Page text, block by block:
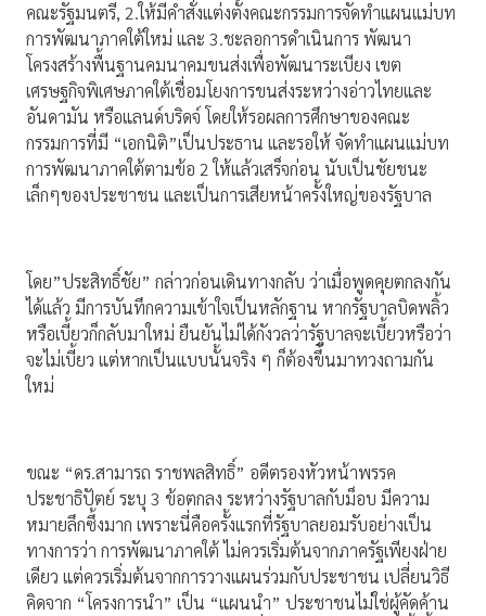
คณะรัฐมนตรี, 2.ให้มีคำสั่งแต่งตั้งคณะกรรมการจัดทำแผนแม่บท
การพัฒนาภาคใต้ใหม่ และ 3.ชะลอการดำเนินการ พัฒนา
โครงสร้างพื้นฐานคมนาคมขนส่งเพื่อพัฒนาระเบียง เขต
เศรษฐกิจพิเศษภาคใต้เชื่อมโยงการขนส่งระหว่างอ่าวไทยและ
อันดามัน หรือแลนด์บริดจ์ โดยให้รอผลการศึกษาของคณะ
กรรมการที่มี “เอกนิติ”เป็นประธาน และรอให้ จัดทำแผนแม่บท
การพัฒนาภาคใต้ตามข้อ 2 ให้แล้วเสร็จก่อน นับเป็นชัยชนะ
เล็กๆของประชาชน และเป็นการเสียหน้าครั้งใหญ่ของรัฐบาล
โดย”ประสิทธิ์ชัย” กล่าวก่อนเดินทางกลับ ว่าเมื่อพูดคุยตกลงกัน
ได้แล้ว มีการบันทึกความเข้าใจเป็นหลักฐาน หากรัฐบาลบิดพลิ้ว
หรือเบี้ยวก็กลับมาใหม่ ยืนยันไม่ได้กังวลว่ารัฐบาลจะเบี้ยวหรือว่า
จะไม่เบี้ยว แต่หากเป็นแบบนั้นจริง ๆ ก็ต้องขึ้นมาทวงถามกัน
ใหม่
ขณะ “ดร.สามารถ ราชพลสิทธิ์” อดีตรองหัวหน้าพรรค
ประชาธิปัตย์ ระบุ 3 ข้อตกลง ระหว่างรัฐบาลกับม็อบ มีความ
หมายลึกซึ้งมาก เพราะนี่คือครั้งแรกที่รัฐบาลยอมรับอย่างเป็น
ทางการว่า การพัฒนาภาคใต้ ไม่ควรเริ่มต้นจากภาครัฐเพียงฝ่าย
เดียว แต่ควรเริ่มต้นจากการวางแผนร่วมกับประชาชน เปลี่ยนวิธี
คิดจาก “โครงการนำ” เป็น “แผนนำ” ประชาชนไม่ใช่ผู้คัดค้าน